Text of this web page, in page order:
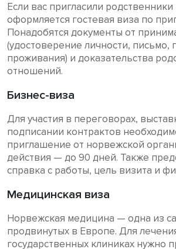
Если вас пригласили родственники
оформляется гостевая виза по
Понадобятся документы от
(удостоверение личности, письмо,
проживания) и доказательства
отношений.
Бизнес-виза
Для участия в переговорах,
подписании контрактов
приглашение от норвежской
действия — до 90 дней. Также
справка с работы, цель визита и
Медицинская виза
Норвежская медицина — одна из
продвинутых в Европе. Для
государственных клиниках нужно